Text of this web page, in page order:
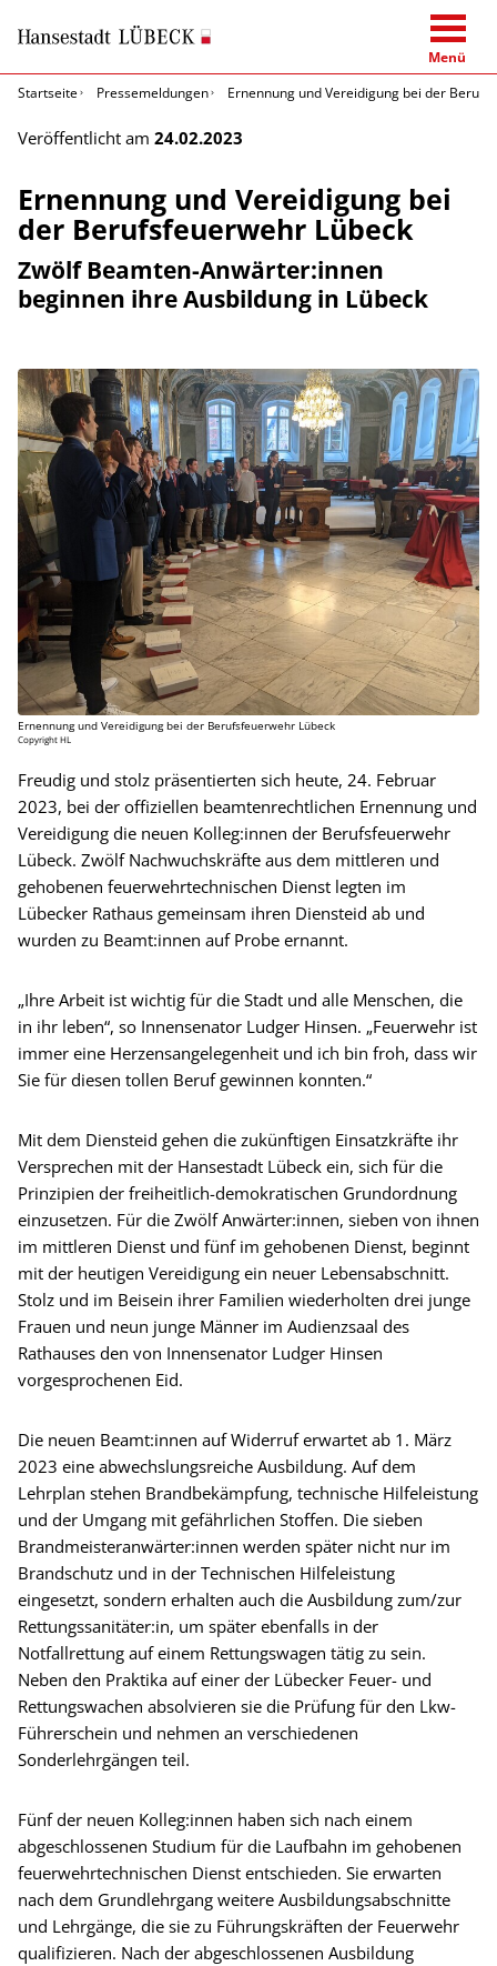
Menü
Startseite
Pressemeldungen Ernennung und Vereidigung bei der
Veröffentlicht am 24.02.2023
Ernennung und Vereidigung bei
der Berufsfeuerwehr Lübeck
Zwölf Beamten-Anwärter:innen
beginnen ihre Ausbildung in Lübeck
Ernennung und Vereidigung bei der Berufsfeuerwehr Lübeck
Copyright HL
Freudig und stolz präsentierten sich heute, 24. Februar
2023, bei der offiziellen beamtenrechtlichen Ernennung und
Vereidigung die neuen Kolleg:innen der Berufsfeuerwehr
Lübeck. Zwölf Nachwuchskräfte aus dem mittleren und
gehobenen feuerwehrtechnischen Dienst legten im
Lübecker Rathaus gemeinsam ihren Diensteid ab und
wurden zu Beamt:innen auf Probe ernannt.
„Ihre Arbeit ist wichtig für die Stadt und alle Menschen, die
in ihr leben“, so Innensenator Ludger Hinsen. „Feuerwehr ist
immer eine Herzensangelegenheit und ich bin froh, dass wir
Sie für diesen tollen Beruf gewinnen konnten.“
Mit dem Diensteid gehen die zukünftigen Einsatzkräfte ihr
Versprechen mit der Hansestadt Lübeck ein, sich für die
Prinzipien der freiheitlich-demokratischen Grundordnung
einzusetzen. Für die Zwölf Anwärter:innen, sieben von ihnen
im mittleren Dienst und fünf im gehobenen Dienst, beginnt
mit der heutigen Vereidigung ein neuer Lebensabschnitt.
Stolz und im Beisein ihrer Familien wiederholten drei junge
Frauen und neun junge Männer im Audienzsaal des
Rathauses den von Innensenator Ludger Hinsen
vorgesprochenen Eid.
Die neuen Beamt:innen auf Widerruf erwartet ab 1. März
2023 eine abwechslungsreiche Ausbildung. Auf dem
Lehrplan stehen Brandbekämpfung, technische Hilfeleistung
und der Umgang mit gefährlichen Stoffen. Die sieben
Brandmeisteranwärter:innen werden später nicht nur im
Brandschutz und in der Technischen Hilfeleistung
eingesetzt, sondern erhalten auch die Ausbildung zum/zur
Rettungssanitäter:in, um später ebenfalls in der
Notfallrettung auf einem Rettungswagen tätig zu sein.
Neben den Praktika auf einer der Lübecker Feuer- und
Rettungswachen absolvieren sie die Prüfung für den Lkw-
Führerschein und nehmen an verschiedenen
Sonderlehrgängen teil.
Fünf der neuen Kolleg:innen haben sich nach einem
abgeschlossenen Studium für die Laufbahn im gehobenen
feuerwehrtechnischen Dienst entschieden. Sie erwarten
nach dem Grundlehrgang weitere Ausbildungsabschnitte
und Lehrgänge, die sie zu Führungskräften der Feuerwehr
qualifizieren. Nach der abgeschlossenen Ausbildung